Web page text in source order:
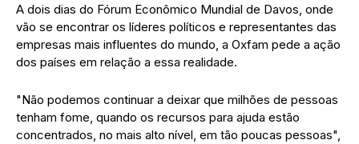
A dois dias do Fórum Econômico Mundial de Davos, onde
vão se encontrar os líderes políticos e representantes das
empresas mais influentes do mundo, a Oxfam pede a ação
dos países em relação a essa realidade.
"Não podemos continuar a deixar que milhões de pessoas
tenham fome, quando os recursos para ajuda estão
concentrados, no mais alto nível, em tão poucas pessoas",